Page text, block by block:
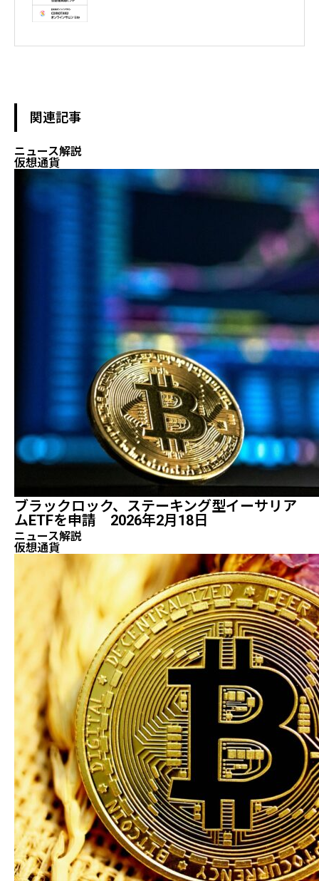
テレビ東京WBS出演　テレビ東京モーニングサテライト出演
他各メディア取材、出演
関連記事
ニュース解説
仮想通貨
ブラックロック、ステーキング型イーサリア
ムETFを申請 2026年2月18日
ニュース解説
仮想通貨